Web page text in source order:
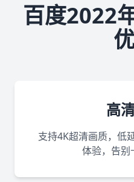
百度2022
高
支持4K超清画质，低
体验，告别